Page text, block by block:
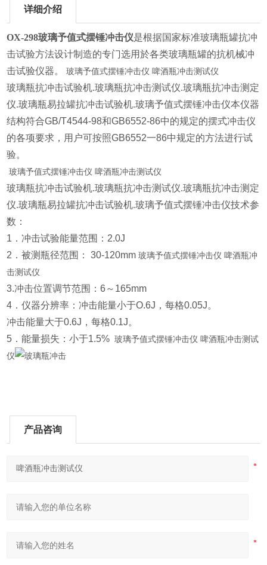
详细介绍
OX-298玻璃予值式摆锤冲击仪是根据国家标准玻璃瓶罐抗冲
击试验方法设计制造的专门选用於各类玻璃瓶罐的抗机械冲
击试验仪器。
玻璃予值式摆锤冲击仪 啤酒瓶冲击测试仪
玻璃瓶抗冲击试验机.玻璃瓶抗冲击测试仪.玻璃瓶抗冲击测定
仪.玻璃瓶易拉罐抗冲击试验机.玻璃予值式摆锤冲击仪本仪器
结构符合GB/T4544-98和GB6552-86中的规定的摆式冲击仪
的各项要求，用户可按照GB6552一86中规定的方法进行试
验。
玻璃予值式摆锤冲击仪 啤酒瓶冲击测试仪
玻璃瓶抗冲击试验机.玻璃瓶抗冲击测试仪.玻璃瓶抗冲击测定
仪.玻璃瓶易拉罐抗冲击试验机.玻璃予值式摆锤冲击仪技术参
数：
1．冲击试验能量范围：2.0J
2．被测瓶径范围： 30-120mm 玻璃予值式摆锤冲击仪 啤酒瓶冲
击测试仪
3.冲击位置调节范围：6～165mm
4．仪器分辨率：冲击能量小于O.6J，每格0.05J。
冲击能量大于0.6J，每格0.1J。
5．能量损失：小于1.5% 玻璃予值式摆锤冲击仪 啤酒瓶冲击测试
仪
产品咨询